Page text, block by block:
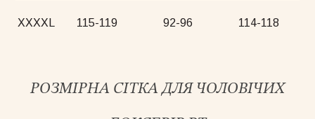
XXXXL 115-119 92-96 114-118
РОЗМІРНА СІТКА ДЛЯ ЧОЛОВІЧИХ